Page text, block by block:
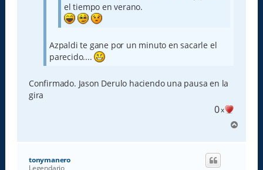
el tiempo en verano.
Azpaldi te gane por un minuto en sacarle el
parecido....
Confirmado. Jason Derulo haciendo una pausa en la
gira
0x
r
tonymanero
Legendario